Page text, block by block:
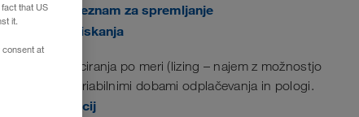
Dodaj v seznam za spremljanje
Pogled tiskanja
Modeli financiranja po meri (lizing – najem z možnostjo
nakupa) z variabilnimi dobami odplačevanja in pologi.
Več informacij
that US
it.
consent at